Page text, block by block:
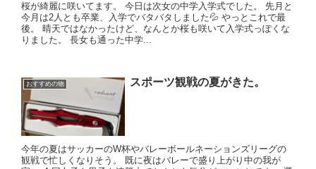
桜が綺麗に咲いてます。 今日は次女の中学入学式でした。 先月と
今月は2人とも卒業、入学でバタバタしました💦 やっとこれで最
後。 晴天ではなかったけど、なんとか桜も咲いて入学式っぽくな
りました。 長女も通った中学...
おすすめの物 スポーツ観戦の夏がきた。
今年の夏はサッカーのW杯やバレーボールネーションズリーグの
観戦で忙しくなりそう。 既に夜はバレーで盛り上がり中の我が